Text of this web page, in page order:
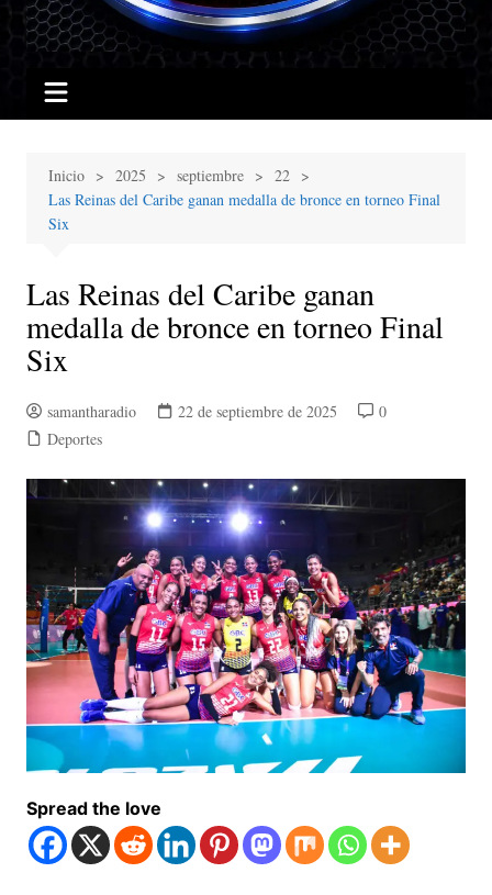
Inicio 2025 septiembre
22
Las Reinas del Caribe ganan medalla de bronce en torneo Final
Six
Las Reinas del Caribe ganan
medalla de bronce en torneo Final
Six
samantharadio 22 de septiembre de 2025
0
Deportes
Spread the love